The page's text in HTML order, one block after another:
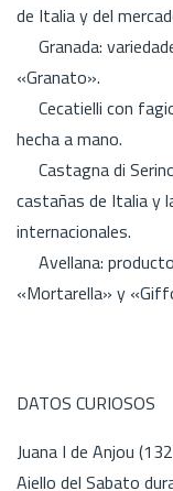
de Italia y del
Granada:
«Granato».
Cecatielli con
hecha a mano.
Castagna di
castañas de Italia y
internacionales.
Avellana:
«Mortarella» y
DATOS CURIOSOS
Juana I de Anjou
Aiello del Sabato